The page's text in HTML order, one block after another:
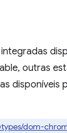
integradas
outras
disponíveis
dom-